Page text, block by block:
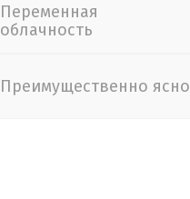
Переменная
облачность
Преимущественно ясно